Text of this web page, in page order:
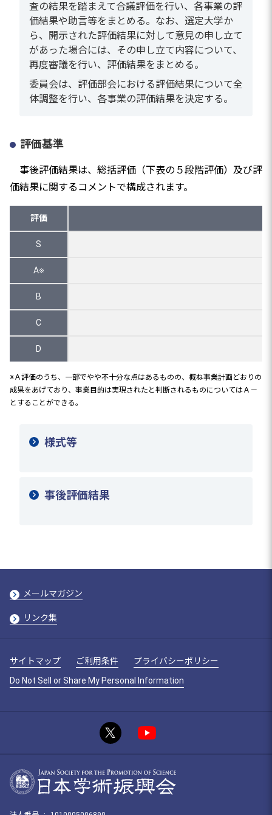
査の結果を踏まえて合議評価を行い、各事業の評
価結果や助言等をまとめる。なお、選定大学か
ら、開示された評価結果に対して意見の申し立て
があった場合には、その申し立て内容について、
再度審議を行い、評価結果をまとめる。
委員会は、評価部会における評価結果について全
体調整を行い、各事業の評価結果を決定する。
評価基準
事後評価結果は、総括評価（下表の５段階評価）及び評
価結果に関するコメントで構成されます。
評価
S
A※
B
C
D
※Ａ評価のうち、一部でやや不十分な点はあるものの、概ね事業計画どおりの
成果をあげており、事業目的は実現されたと判断されるものについてはＡ－
とすることができる。
様式等
事後評価結果
メールマガジン
リンク集
サイトマップ ご利用条件
プライバシーポリシー
Do Not Sell or Share My Personal Information